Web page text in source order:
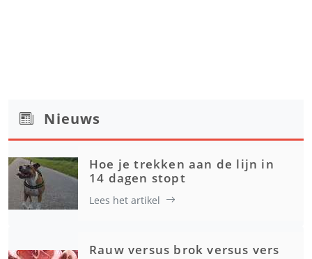
Nieuws
Hoe je trekken aan de lijn in
14 dagen stopt
Lees het artikel
Rauw versus brok versus vers